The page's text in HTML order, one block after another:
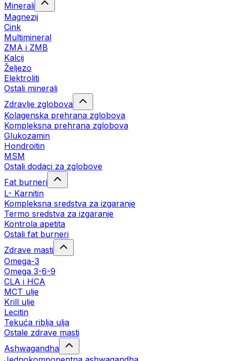
Minerali
Magnezij
Cink
Multimineral
ZMA i ZMB
Kalcij
Željezo
Elektroliti
Ostali minerali
Zdravlje zglobova
Kolagenska prehrana zglobova
Kompleksna prehrana zglobova
Glukozamin
Hondroitin
MSM
Ostali dodaci za zglobove
Fat burneri
L- Karnitin
Kompleksna sredstva za izgaranje
Termo sredstva za izgaranje
Kontrola apetita
Ostali fat burneri
Zdrave masti
Omega-3
Omega 3-6-9
CLA i HCA
MCT ulje
Krill ulje
Lecitin
Tekuća riblja ulja
Ostale zdrave masti
Ashwagandha